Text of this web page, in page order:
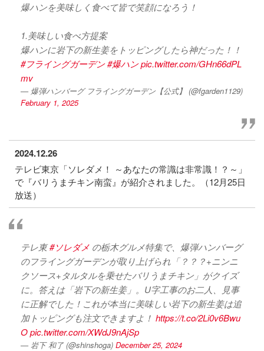
爆ハンを美味しく食べて皆で笑顔になろう！
1.美味しい食べ方提案
爆ハンに岩下の新生姜をトッピングしたら神だった！！
#フライングガーデン#爆ハンpic.twitter.com/GHn66dPL
mv
— 爆弾ハンバーグ フライングガーデン【公式】 (@fgarden1129)
February 1, 2025
2024.12.26
テレビ東京「ソレダメ！ ～あなたの常識は非常識！？～」
で『バリうまチキン南蛮』が紹介されました。（12月25日
放送）
テレ東#ソレダメ の栃木グルメ特集で、爆弾ハンバーグ
のフライングガーデンが取り上げられ「？？？+ニンニ
クソース+タルタルを乗せたバリうまチキン」がクイズ
に。答えは「岩下の新生姜」。U字工事のお二人、見事
に正解でした！これが本当に美味しい岩下の新生姜は追
加トッピングも注文できますよ！ https://t.co/2Li0v6Bwu
Opic.twitter.com/XWdJ9nAjSp
— 岩下 和了 (@shinshoga) December 25, 2024